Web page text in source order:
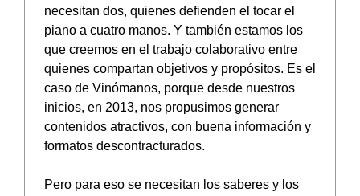
necesitan dos, quienes defienden el tocar el
piano a cuatro manos. Y también estamos los
que creemos en el trabajo colaborativo entre
quienes compartan objetivos y propósitos. Es el
caso de Vinómanos, porque desde nuestros
inicios, en 2013, nos propusimos generar
contenidos atractivos, con buena información y
formatos descontracturados.
Pero para eso se necesitan los saberes y los